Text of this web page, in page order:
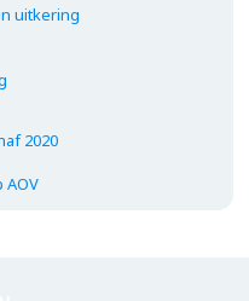
uitkering
2020
AOV